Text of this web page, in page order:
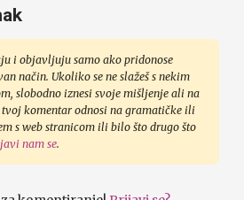
i objavljuju samo ako pridonose
način. Ukoliko se ne slažeš s nekim
slobodno iznesi svoje mišljenje ali na
tvoj komentar odnosi na gramatičke ili
s web stranicom ili bilo što drugo što
javi nam se.